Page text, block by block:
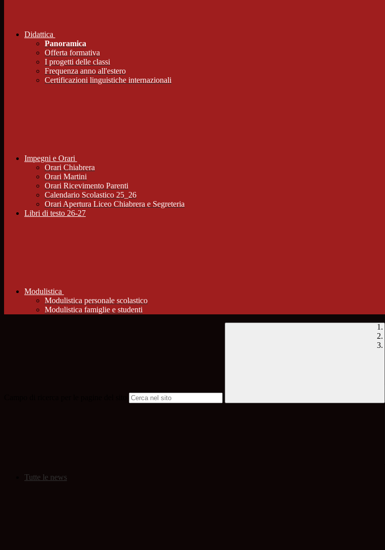
Didattica
Panoramica
Offerta formativa
I progetti delle classi
Frequenza anno all'estero
Certificazioni linguistiche internazionali
Impegni e Orari
Orari Chiabrera
Orari Martini
Orari Ricevimento Parenti
Calendario Scolastico 25_26
Orari Apertura Liceo Chiabrera e Segreteria
Libri di testo 26-27
Modulistica
Modulistica personale scolastico
Modulistica famiglie e studenti
Tutte le news